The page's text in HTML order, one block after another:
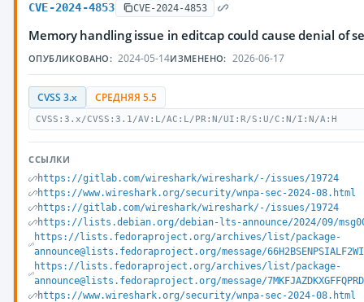
CVE-2024-4853 CVE-2024-4853
Memory handling issue in editcap could cause denial of
ОПУБЛИКОВАНО: 2024-05-14ИЗМЕНЕНО: 2026-06-17
CVSS 3.x СРЕДНЯЯ 5.5
CVSS:3.x/CVSS:3.1/AV:L/AC:L/PR:N/UI:R/S:U/C:N/I:N/A:H
ССЫЛКИ
https://gitlab.com/wireshark/wireshark/-/issues/19724
https://www.wireshark.org/security/wnpa-sec-2024-08.html
https://gitlab.com/wireshark/wireshark/-/issues/19724
https://lists.debian.org/debian-lts-announce/2024/09/
https://lists.fedoraproject.org/archives/list/package-
announce@lists.fedoraproject.org/message/
https://lists.fedoraproject.org/archives/list/package-
announce@lists.fedoraproject.org/message/
https://www.wireshark.org/security/wnpa-sec-2024-08.html